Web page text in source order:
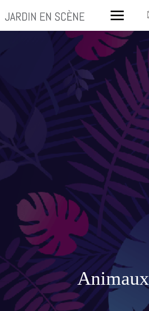
CLICK & COLLECT
MOBILIER OUTDOOR
Rangements
ACCESSOIRES
Accessoires de jardinage
Boites aux lettres
Enceintes extérieures
QUE CHERCHEZ-VOUS ?
Animaux